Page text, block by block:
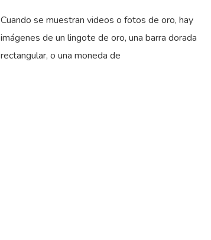
Cuando se muestran videos o fotos de oro, hay
imágenes de un lingote de oro, una barra dorada
rectangular, o una moneda de